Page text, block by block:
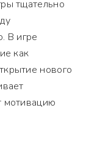
тщательно
В игре
как
нового
мотивацию